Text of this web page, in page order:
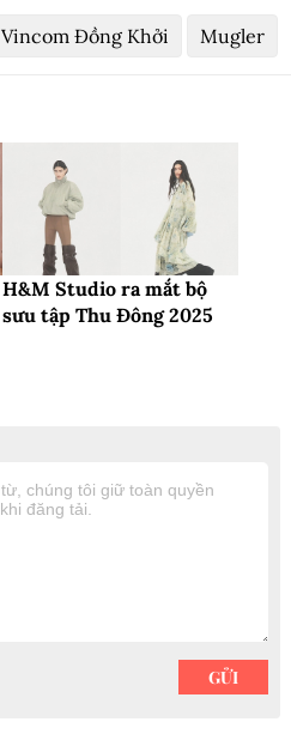
Vincom Đồng Khởi Mugler
H&M Studio ra mắt bộ
sưu tập Thu Đông 2025